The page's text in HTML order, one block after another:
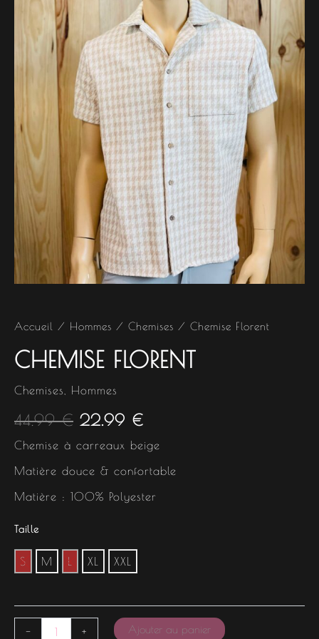
Accueil / Hommes / Chemises / Chemise Florent
CHEMISE FLORENT
Chemises Hommes
44.99€
44.99 €.
22.99 €
22.99 €.
Chemise à carreaux beige
Matière douce & confortable
Matière : 100% Polyester
Taille
S M L XL XXL
- + Ajouter au panier